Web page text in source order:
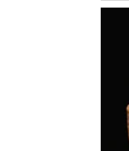
jer
teme
da